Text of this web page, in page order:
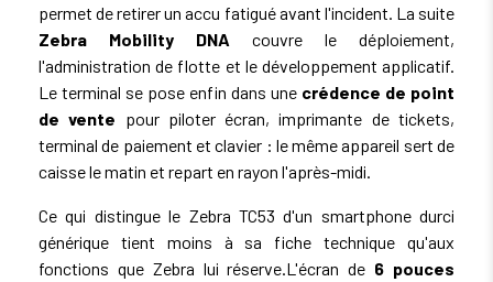
permet de retirer un accu fatigué avant l'incident. La suite
Zebra Mobility DNA couvre le déploiement,
l'administration de flotte et le développement applicatif.
Le terminal se pose enfin dans une crédence de point
de vente pour piloter écran, imprimante de tickets,
terminal de paiement et clavier : le même appareil sert de
caisse le matin et repart en rayon l'après-midi.
Ce qui distingue le Zebra TC53 d'un smartphone durci
générique tient moins à sa fiche technique qu'aux
fonctions que Zebra lui réserve.L'écran de 6 pouces